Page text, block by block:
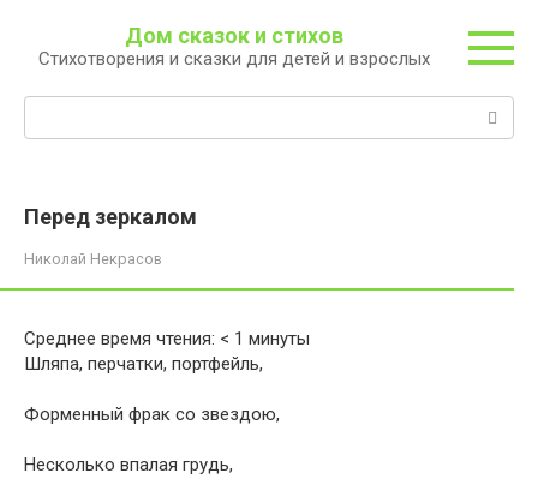
контенту
Дом сказок и стихов
Стихотворения и сказки для детей и взрослых
Перед зеркалом
Николай Некрасов
Среднее время чтения: < 1 минуты
Шляпа, перчатки, портфейль,
Форменный фрак со звездою,
Несколько впалая грудь,